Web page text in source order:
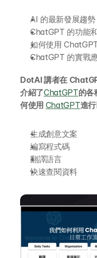
AI 的最新發展趨勢
ChatGPT 的功能
如何使用
ChatGPT 的實戰
DotAI 講者在
介紹了ChatGPT的各
何使用 ChatGPT進
生成創意文案
編寫程式碼
翻譯語言
快速查閱資料